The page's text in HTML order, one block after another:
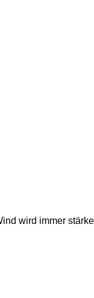
wird immer